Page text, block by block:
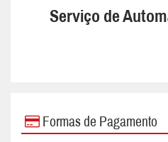
Serviço de
Formas de Pagamento